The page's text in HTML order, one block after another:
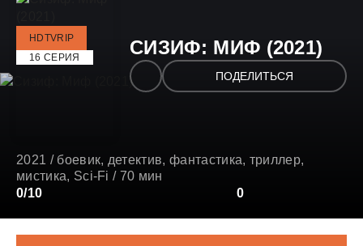
СИЗИФ: МИФ (2021)
ПОДЕЛИТЬСЯ
2021 / боевик, детектив,фантастика, триллер,
мистика, Sci-Fi / 70 мин
0/10
4 5 0
HDTVRIP
16 СЕРИЯ